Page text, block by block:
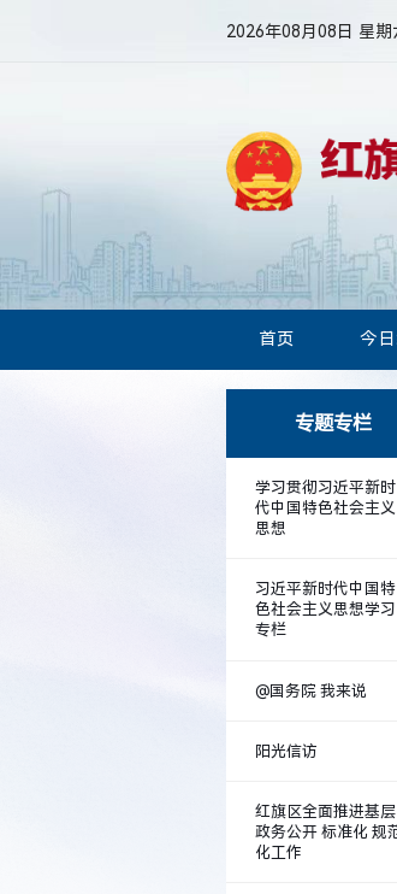
2026年08月08日 星期
首页 今
专题专栏
学习贯彻习近平新时
代中国特色社会主义
思想
习近平新时代中国特
色社会主义思想学习
专栏
@国务院 我来说
阳光信访
红旗区全面推进基层
政务公开 标准化 规
化工作